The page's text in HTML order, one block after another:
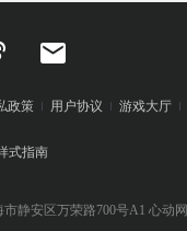
政策 用户协议 游戏大厅
式指南
静安区万荣路700号A1 心动